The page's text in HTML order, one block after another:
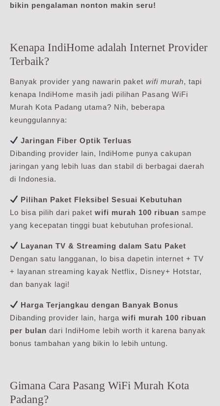
bikin pengalaman nonton makin seru!
Kenapa IndiHome adalah Internet Provider
Terbaik?
Banyak provider yang nawarin paket wifi murah, tapi
kenapa IndiHome masih jadi pilihan Pasang WiFi
Murah Kota Padang utama? Nih, beberapa
keunggulannya:
Jaringan Fiber Optik Terluas
Dibanding provider lain, IndiHome punya cakupan
jaringan yang lebih luas dan stabil di berbagai daerah
di Indonesia.
Pilihan Paket Fleksibel Sesuai Kebutuhan
Lo bisa pilih dari paket wifi murah 100 ribuan sampe
yang kecepatan tinggi buat kebutuhan profesional.
Layanan TV & Streaming dalam Satu Paket
Dengan satu langganan, lo bisa dapetin internet + TV
+ layanan streaming kayak Netflix, Disney+ Hotstar,
dan banyak lagi!
Harga Terjangkau dengan Banyak Bonus
Dibanding provider lain, harga wifi murah 100 ribuan
per bulan dari IndiHome lebih worth it karena banyak
bonus tambahan yang bikin lo lebih untung.
Gimana Cara Pasang WiFi Murah Kota
Padang?